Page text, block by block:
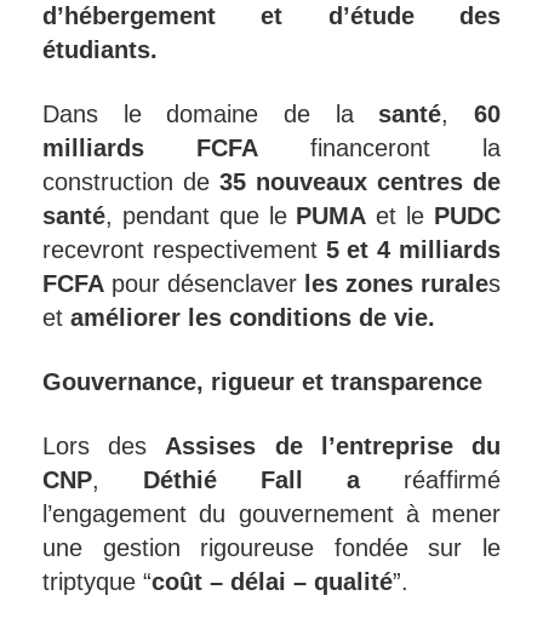
d’hébergement et d’étude des
étudiants.
Dans le domaine de la santé,60
milliards FCFA financeront la
construction de 35 nouveaux centres de
santé, pendant que le PUMA et le PUDC
recevront respectivement 5 et 4 milliards
FCFA pour désenclaver les zones rurales
et améliorer les conditions de vie.
Gouvernance, rigueur et transparence
Lors des Assises de l’entreprise du
CNP, Déthié Fall aréaffirmé
l’engagement du gouvernement à mener
une gestion rigoureuse fondée sur le
triptyque “coût – délai – qualité”.